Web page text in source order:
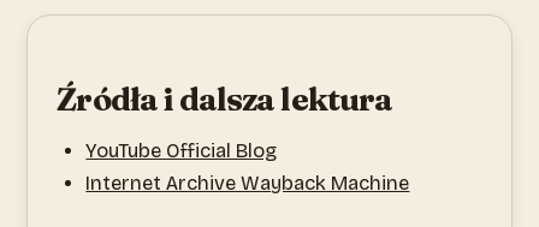
Źródła i dalsza lektura
YouTube Official Blog
Internet Archive Wayback Machine